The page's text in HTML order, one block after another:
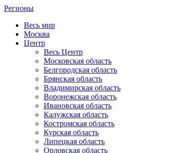
Регионы
Весь мир
Москва
Центр
Весь Центр
Московская область
Белгородская область
Брянская область
Владимирская область
Воронежская область
Ивановская область
Калужская область
Костромская область
Курская область
Липецкая область
Орловская область